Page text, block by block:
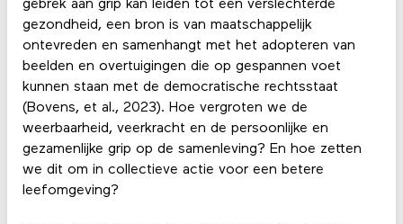
gebrek aan grip kan leiden tot een verslechterde
gezondheid, een bron is van maatschappelijk
ontevreden en samenhangt met het adopteren van
beelden en overtuigingen die op gespannen voet
kunnen staan met de democratische rechtsstaat
(Bovens, et al., 2023). Hoe vergroten we de
weerbaarheid, veerkracht en de persoonlijke en
gezamenlijke grip op de samenleving? En hoe zetten
we dit om in collectieve actie voor een betere
leefomgeving?